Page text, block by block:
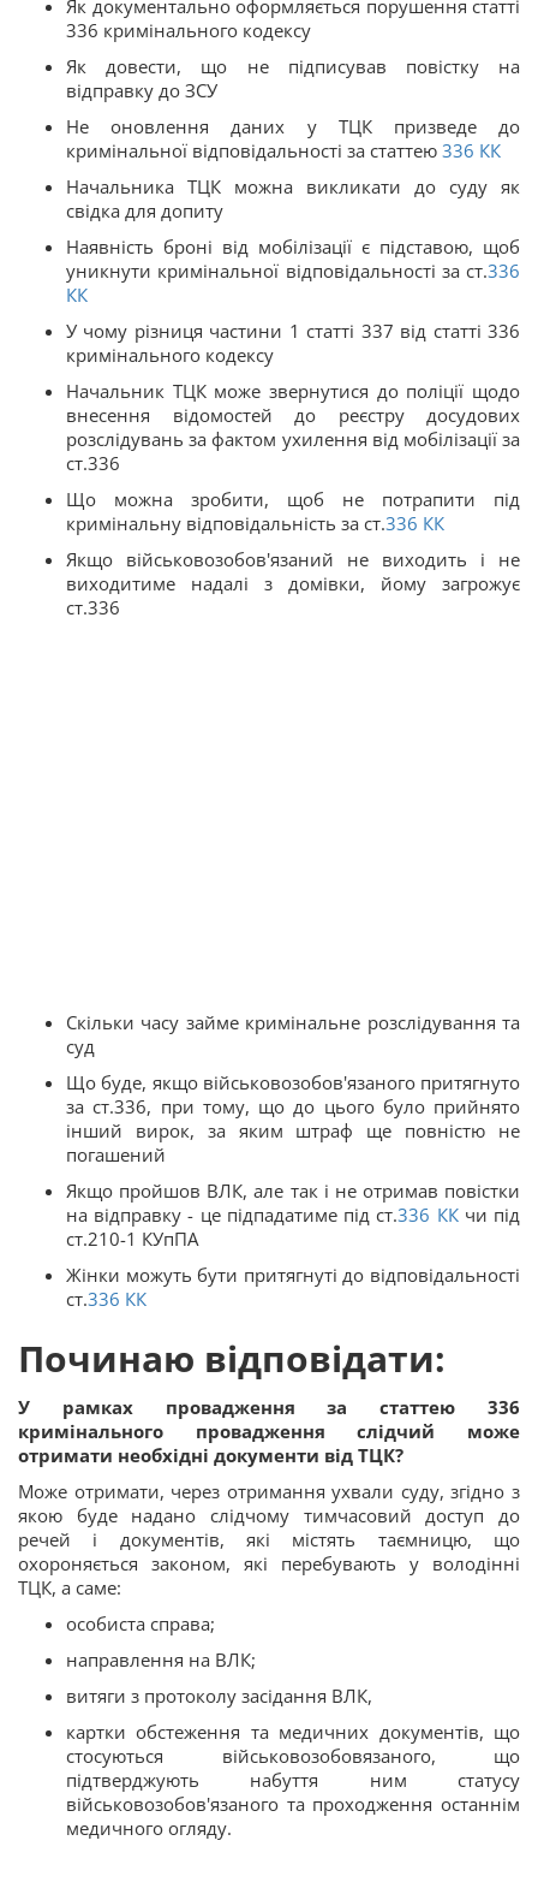
Як документально оформляється порушення статті
336 кримінального кодексу
Як довести, що не підписував повістку на
відправку до ЗСУ
Не оновлення даних у ТЦК призведе до
кримінальної відповідальності за статтею 336 КК
Начальника ТЦК можна викликати до суду як
свідка для допиту
Наявність броні від мобілізації є підставою, щоб
уникнути кримінальної відповідальності за ст.336
КК
У чому різниця частини 1 статті 337 від статті 336
кримінального кодексу
Начальник ТЦК може звернутися до поліції щодо
внесення відомостей до реєстру досудових
розслідувань за фактом ухилення від мобілізації за
ст.336
Що можна зробити, щоб не потрапити під
кримінальну відповідальність за ст.336 КК
Якщо військовозобов'язаний не виходить і не
виходитиме надалі з домівки, йому загрожує
ст.336
Скільки часу займе кримінальне розслідування та
суд
Що буде, якщо військовозобов'язаного притягнуто
за ст.336, при тому, що до цього було прийнято
інший вирок, за яким штраф ще повністю не
погашений
Якщо пройшов ВЛК, але так і не отримав повістки
на відправку - це підпадатиме під ст.336 ККчи під
ст.210-1 КУпПА
Жінки можуть бути притягнуті до відповідальності
ст.336 КК
Починаю відповідати:
У рамках провадження за статтею 336
кримінального провадження слідчий може
отримати необхідні документи від ТЦК?
Може отримати, через отримання ухвали суду, згідно з
якою буде надано слідчому тимчасовий доступ до
речей і документів, які містять таємницю, що
охороняється законом, які перебувають у володінні
ТЦК, а саме:
особиста справа;
направлення на ВЛК;
витяги з протоколу засідання ВЛК,
картки обстеження та медичних документів, що
стосуються військовозобовязаного, що
підтверджують набуття ним статусу
військовозобов'язаного та проходження останнім
медичного огляду.